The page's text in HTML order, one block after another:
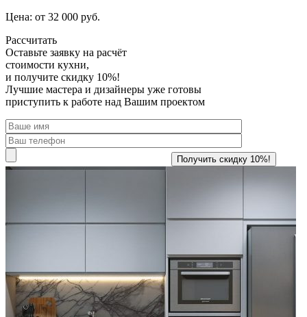
Цена: от 32 000 руб.
Рассчитать
Оставьте заявку на расчёт
стоимости кухни,
и получите скидку 10%!
Лучшие мастера и дизайнеры уже готовы
приступить к работе над Вашим проектом